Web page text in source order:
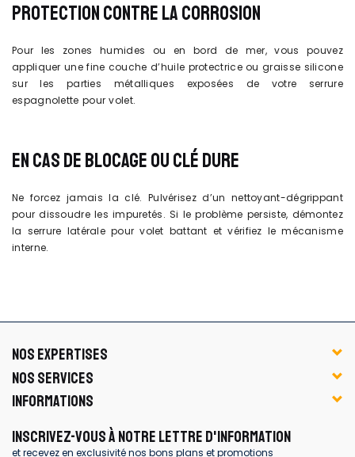
PROTECTION CONTRE LA CORROSION
Pour les zones humides ou en bord de mer, vous pouvez
appliquer une fine couche d’huile protectrice ou graisse silicone
sur les parties métalliques exposées de votre serrure
espagnolette pour volet.
EN CAS DE BLOCAGE OU CLÉ DURE
Ne forcez jamais la clé. Pulvérisez d’un nettoyant-dégrippant
pour dissoudre les impuretés. Si le problème persiste, démontez
la serrure latérale pour volet battant et vérifiez le mécanisme
interne.
NOS EXPERTISES
NOS SERVICES
INFORMATIONS
INSCRIVEZ-VOUS À NOTRE LETTRE D'INFORMATION
et recevez en exclusivité nos bons plans et promotions